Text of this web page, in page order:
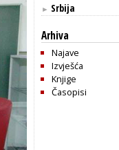
► Srbija
Arhiva
Najave
Izvješća
Knjige
Časopisi